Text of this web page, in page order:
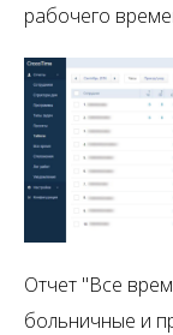
рабочего
Отчет "Все
больничные и